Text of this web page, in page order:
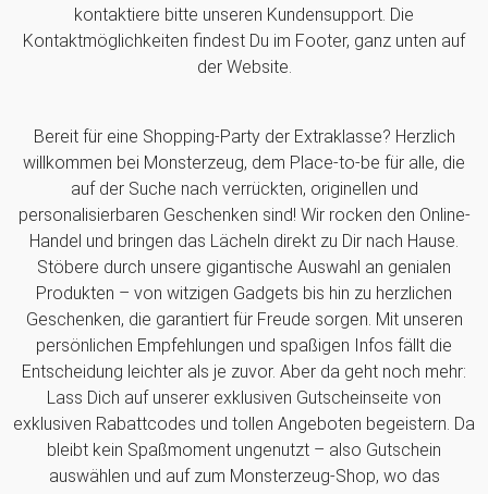
kontaktiere bitte unseren Kundensupport. Die
Kontaktmöglichkeiten findest Du im Footer, ganz unten auf
der Website.
Bereit für eine Shopping-Party der Extraklasse? Herzlich
willkommen bei Monsterzeug, dem Place-to-be für alle, die
auf der Suche nach verrückten, originellen und
personalisierbaren Geschenken sind! Wir rocken den Online-
Handel und bringen das Lächeln direkt zu Dir nach Hause.
Stöbere durch unsere gigantische Auswahl an genialen
Produkten – von witzigen Gadgets bis hin zu herzlichen
Geschenken, die garantiert für Freude sorgen. Mit unseren
persönlichen Empfehlungen und spaßigen Infos fällt die
Entscheidung leichter als je zuvor. Aber da geht noch mehr:
Lass Dich auf unserer exklusiven Gutscheinseite von
exklusiven Rabattcodes und tollen Angeboten begeistern. Da
bleibt kein Spaßmoment ungenutzt – also Gutschein
auswählen und auf zum Monsterzeug-Shop, wo das